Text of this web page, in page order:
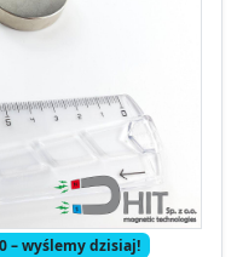
– wyślemy dzisiaj!